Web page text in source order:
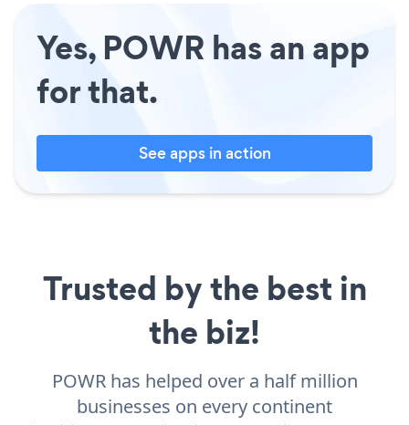
Yes, POWR has an app
for that.
See apps in action
Trusted by the best in
the biz!
POWR has helped over a half million
businesses on every continent